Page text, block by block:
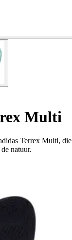
Multi
Terrex Multi, die
natuur.